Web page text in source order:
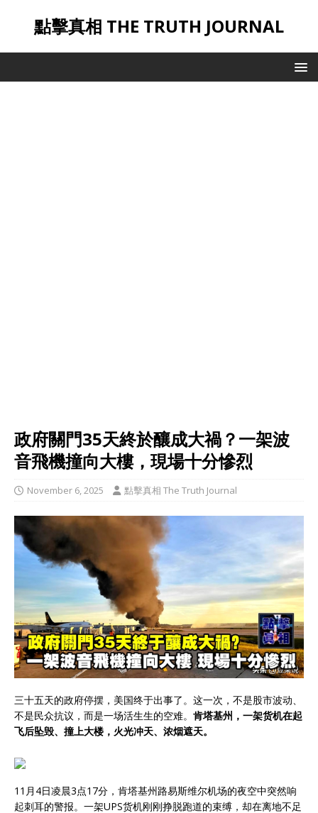
點擊真相 THE TRUTH JOURNAL
政府關門35天終於釀成大禍？一架波
音飛機撞向大樓，現場十分慘烈
November 6, 2025 點擊真相 The Truth Journal
三十五天的政府停摆，美国终于出事了。这一次，不是股市波动、
不是民众抗议，而是一场活生生的空难。 肯塔基州，一架货机在起
飞后坠毁、撞上大楼，火光冲天、浓烟遮天。
11月4日凌晨3点17分，肯塔基州路易斯维尔机场的夜空中突然响
起刺耳的警报。一架UPS货机刚刚挣脱跑道的束缚，却在离地不足